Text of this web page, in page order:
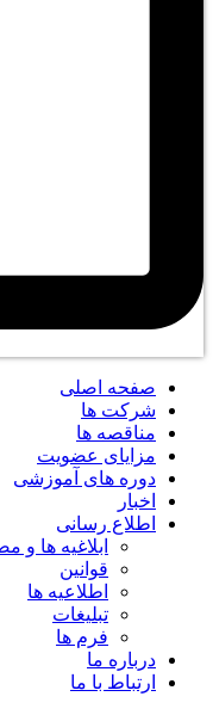
صفحه اصلی
شرکت ها
مناقصه ها
مزایای عضویت
دوره های آموزشی
اخبار
اطلاع رسانی
ابلاغیه ها و
قوانین
اطلاعیه ها
تبلیغات
فرم ها
درباره ما
ارتباط با ما